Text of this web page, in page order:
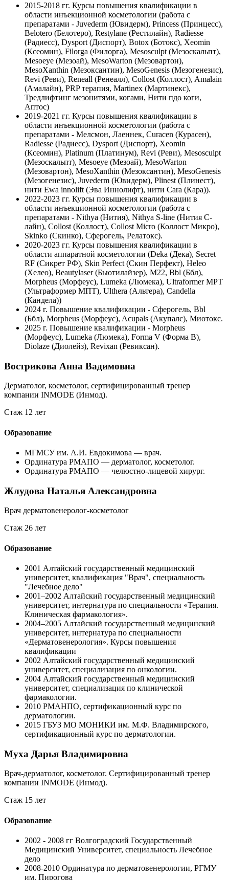
2015-2018 гг. Курсы повышения квалификации в
области инъекционной косметологии (работа с
препаратами - Juvederm (Ювидерм), Princess (Принцесс),
Belotero (Белотеро), Restylane (Рестилайн), Radiesse
(Радиесс), Dysport (Диспорт), Botox (Ботокс), Xeomin
(Ксеомин), Filorga (Филорга), Mesosculpt (Мезоскальпт),
Mesoeye (Мезоай), MesoWarton (Мезовартон),
MesoXanthin (Мезоксантин), MesoGenesis (Мезогенезис),
Revi (Реви), Reneall (Ренеалл), Collost (Коллост), Amalain
(Амалайн), PRP терапия, Martinex (Мартинекс),
Тредлифтинг мезонитями, когами, Нити пдо коги,
Аптос)
2019-2021 гг. Курсы повышения квалификации в
области инъекционной косметологии (работа с
препаратами - Мелсмон, Лаеннек, Curacen (Курасен),
Radiesse (Радиесс), Dysport (Диспорт), Xeomin
(Ксеомин), Platinum (Платинум), Revi (Реви), Mesosculpt
(Мезоскальпт), Mesoeye (Мезоай), MesoWarton
(Мезовартон), MesoXanthin (Мезоксантин), MesoGenesis
(Мезогенезис), Juvederm (Ювидерм), Plinest (Плинест),
нити Ewa innolift (Эва Иннолифт), нити Cara (Кара)).
2022-2023 гг. Курсы повышения квалификации в
области инъекционной косметологии (работа с
препаратами - Nithya (Нития), Nithya S-line (Нития С-
лайн), Collost (Коллост), Collost Micro (Коллост Микро),
Skinko (Скинко), Сферогель, Релатокс).
2020-2023 гг. Курсы повышения квалификации в
области аппаратной косметологии (Deka (Дека), Secret
RF (Сикрет РФ), Skin Perfect (Скин Перфект), Heleo
(Хелео), Beautylaser (Бьютилайзер), М22, Bbl (Ббл),
Morpheus (Морфеус), Lumeka (Люмека), Ultraformer MPT
(Ультраформер МПТ), Ulthera (Альтера), Candella
(Кандела))
2024 г. Повышение квалификации - Сферогель, Bbl
(Ббл), Morpheus (Морфеус), Acupals (Акупалс), Миотокс.
2025 г. Повышение квалификации ‐ Morpheus
(Морфеус), Lumeka (Люмека), Forma V (Форма В),
Diolaze (Диолейз), Revixan (Ревиксан).
Вострикова Анна Вадимовна
Дерматолог, косметолог, сертифицированный тренер
компании INMODE (Инмод).
Стаж 12 лет
Образование
МГМСУ им. А.И. Евдокимова — врач.
Ординатура РМАПО — дерматолог, косметолог.
Ординатура РМАПО — челюстно-лицевой хирург.
Жлудова Наталья Александровна
Врач дерматовенеролог-косметолог
Стаж 26 лет
Образование
2001 Алтайский государственный медицинский
университет, квалификация "Врач", специальность
"Лечебное дело"
2001–2002 Алтайский государственный медицинский
университет, интернатура по специальности «Терапия.
Клиническая фармакология».
2004–2005 Алтайский государственный медицинский
университет, интернатура по специальности
«Дерматовенерология». Курсы повышения
квалификации
2002 Алтайский государственный медицинский
университет, специализация по онкологии.
2004 Алтайский государственный медицинский
университет, специализация по клинической
фармакологии.
2010 РМАНПО, сертификационный курс по
дерматологии.
2015 ГБУЗ МО МОНИКИ им. М.Ф. Владимирского,
сертификационный курс по дерматологии.
Муха Дарья Владимировна
Врач-дерматолог, косметолог. Cертифицированный тренер
компании INMODE (Инмод).
Стаж 15 лет
Образование
2002 - 2008 гг Волгоградский Государственный
Медицинский Университет, специальность Лечебное
дело
2008-2010 Ординатура по дерматовенерологии, РГМУ
им. Пирогова